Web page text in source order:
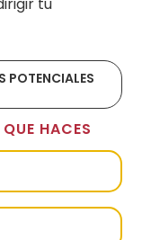
POTENCIALES
HACES